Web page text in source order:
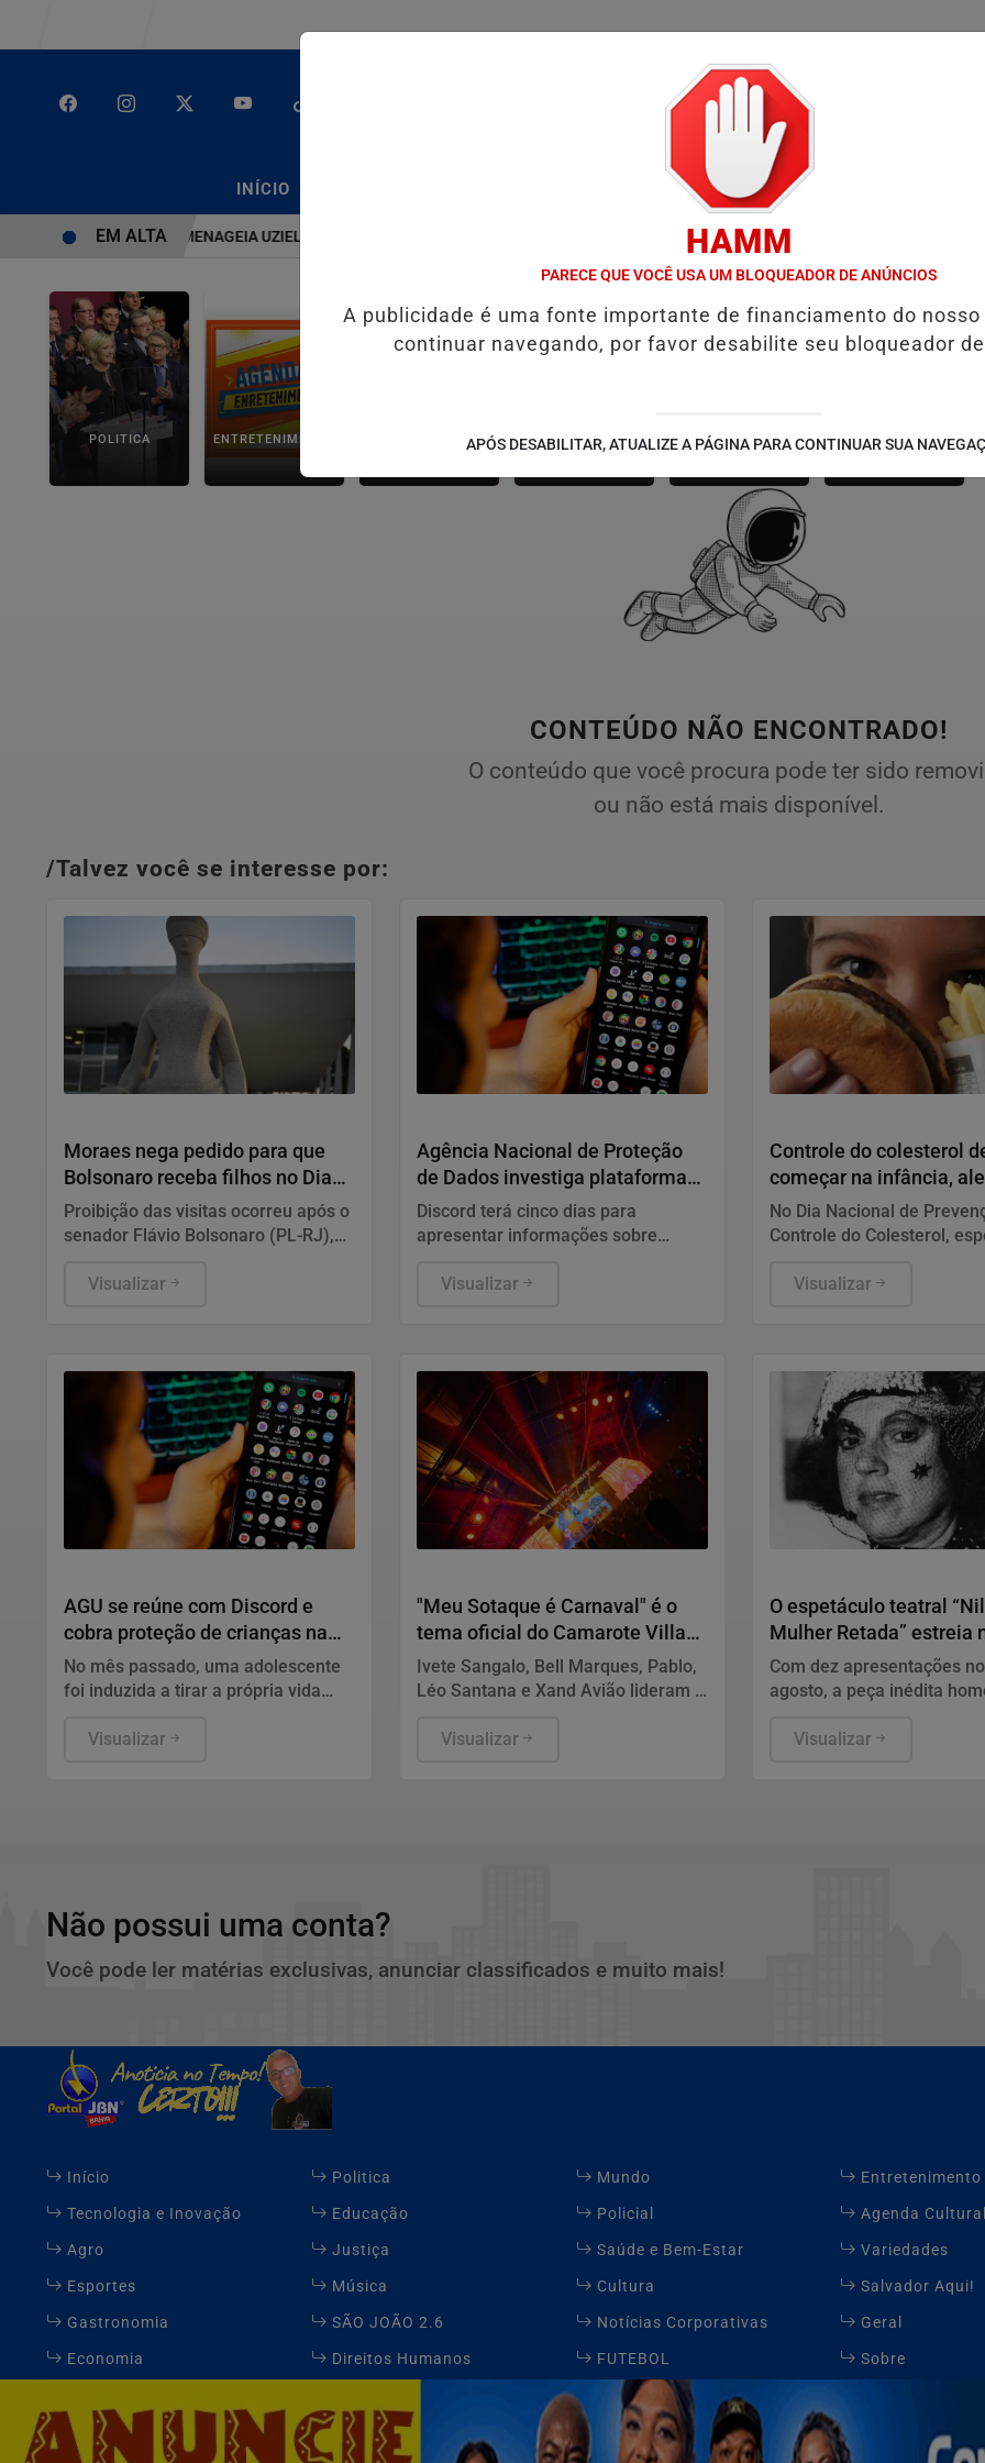
INÍCIO COLUNAS / EMPREGOS
É BRUTO” HOMENAGEIA UZIEL BUENO NO TERRAÇO MINEIRO D' GUST RECEBE MOACIR CALDAS E CAIQUE PIMENTA COM O
EM ALTA
POLITICA ENTRETENIMENTO SALVADOR AQUI! SÃO JOÃO 2.6
NOTÍCIAS
FUTEBOL
CONTEÚDO NÃO ENCONTRADO!
O conteúdo que você procura pode ter sido
ou não está mais disponível.
/Talvez você se interesse por:
Moraes nega pedido para que
Bolsonaro receba filhos no Dia
dos Pais
Proibição das visitas ocorreu após o
senador Flávio Bolsonaro (PL-RJ),
eleições deste ano, ter publicado
Visualizar
Agência Nacional de Proteção
de Dados investiga plataforma
Discord
Discord terá cinco dias para
apresentar informações sobre
prevenir e combater violações
Visualizar
Controle do colesterol
começar na infância,
cardiologista
No Dia Nacional de
Controle do Colesterol,
Cardiologia recomenda
interrupção do tratamento
Visualizar
AGU se reúne com Discord e
cobra proteção de crianças na
plataforma
No mês passado, uma adolescente
foi induzida a tirar a própria vida
plataforma
Visualizar
"Meu Sotaque é Carnaval" é o
tema oficial do Camarote Villa
para o Carnaval 2027
Ivete Sangalo, Bell Marques, Pablo,
Léo Santana e Xand Avião lideram o
confirmadas da edição especial do
Visualizar
O espetáculo teatral
Mulher Retada” estreia
Gregório de Mattos, em
Com dez apresentações
agosto, a peça inédita
baiano
Visualizar
Não possui uma conta?
Você pode ler matérias exclusivas, anunciar classificados e muito mais!
Início Politica Mundo
Entretenimento
Tecnologia e Inovação
Educação Policial
Agenda
Agro
Justiça Saúde e Bem-Estar
Variedades
Esportes
Música Cultura
Salvador Aqui!
Gastronomia
SÃO JOÃO 2.6 Notícias Corporativas
Geral
Economia
Direitos Humanos FUTEBOL
Sobre
Contato
HAMM
PARECE QUE VOCÊ USA UM BLOQUEADOR DE ANÚNCIOS
A publicidade é uma fonte importante de financiamento do
continuar navegando, por favor desabilite seu bloqueador
APÓS DESABILITAR, ATUALIZE A PÁGINA PARA CONTINUAR SUA